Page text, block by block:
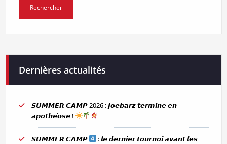
Dernières actualités
𝙎𝙐𝙈𝙈𝙀𝙍 𝘾𝘼𝙈𝙋 2026 : 𝙅𝙤𝙚𝙗𝙖𝙧𝙯 𝙩𝙚𝙧𝙢𝙞𝙣𝙚 𝙚𝙣
𝙖𝙥𝙤𝙩𝙝𝙚́𝙤𝙨𝙚 !
𝙎𝙐𝙈𝙈𝙀𝙍 𝘾𝘼𝙈𝙋
: 𝙡𝙚 𝙙𝙚𝙧𝙣𝙞𝙚𝙧 𝙩𝙤𝙪𝙧𝙣𝙤𝙞 𝙖𝙫𝙖𝙣𝙩 𝙡𝙚𝙨